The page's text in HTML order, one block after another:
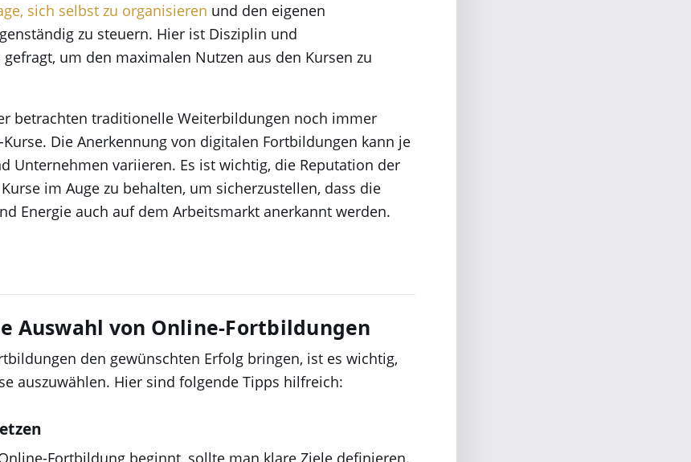
sich selbst zu organisieren und den eigenen
zu steuern. Hier ist Disziplin und
um den maximalen Nutzen aus den Kursen zu
betrachten traditionelle Weiterbildungen noch immer
Die Anerkennung von digitalen Fortbildungen kann je
Unternehmen variieren. Es ist wichtig, die Reputation der
im Auge zu behalten, um sicherzustellen, dass die
Energie auch auf dem Arbeitsmarkt anerkannt werden.
Auswahl von Online-Fortbildungen
den gewünschten Erfolg bringen, ist es wichtig,
auszuwählen. Hier sind folgende Tipps hilfreich:
Fortbildung beginnt, sollte man klare Ziele definieren.